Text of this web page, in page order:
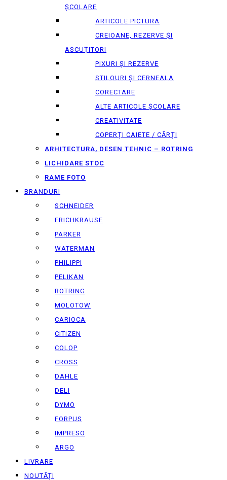
ȘCOLARE
ARTICOLE PICTURA
CREIOANE, REZERVE ȘI
ASCUȚITORI
PIXURI ȘI REZERVE
STILOURI ȘI CERNEALA
CORECTARE
ALTE ARTICOLE ȘCOLARE
CREATIVITATE
COPERȚI CAIETE / CĂRȚI
ARHITECTURA, DESEN TEHNIC – ROTRING
LICHIDARE STOC
RAME FOTO
BRANDURI
SCHNEIDER
ERICHKRAUSE
PARKER
WATERMAN
PHILIPPI
PELIKAN
ROTRING
MOLOTOW
CARIOCA
CITIZEN
COLOP
CROSS
DAHLE
DELI
DYMO
FORPUS
IMPRESO
ARGO
LIVRARE
NOUTĂȚI